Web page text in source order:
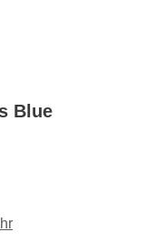
Blue